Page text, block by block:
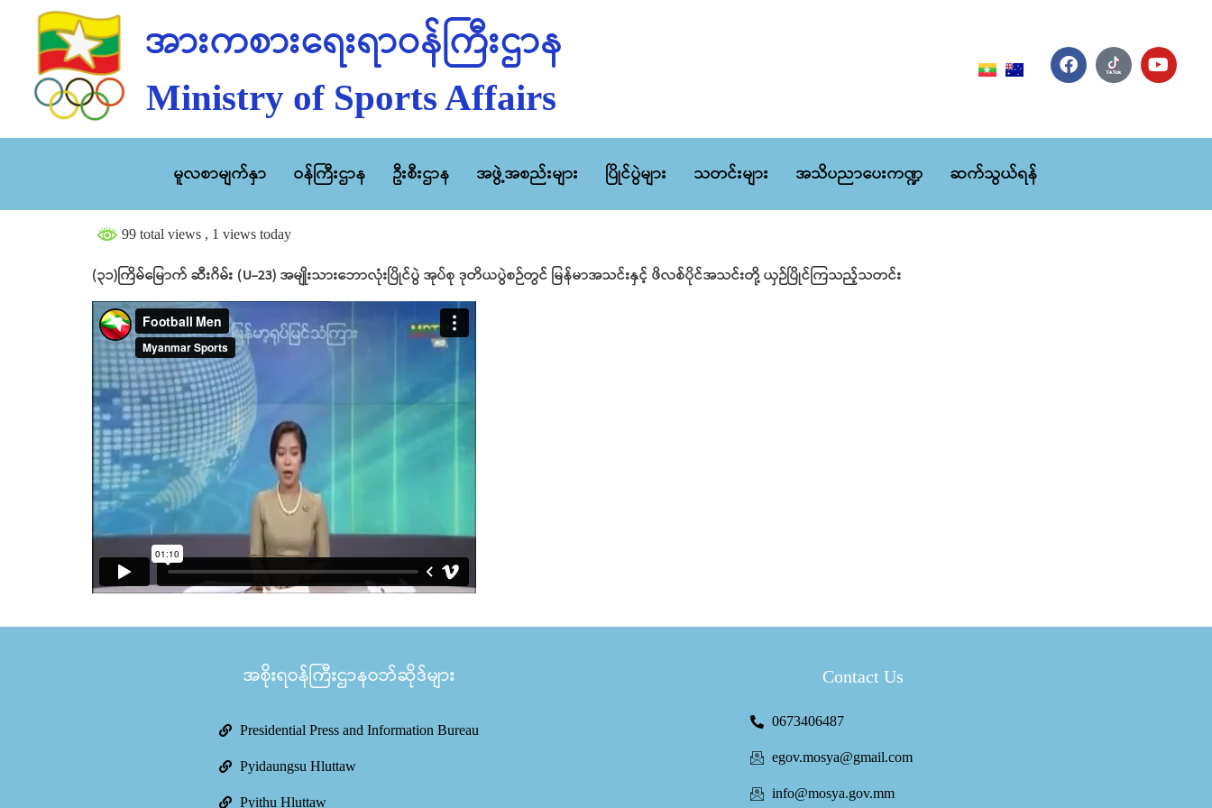
အားကစားရေးရာဝန်ကြီးဌာန
Ministry of Sports Affairs
မူလစာမျက်နှာ ဝန်ကြီးဌာန ဦးစီးဌာန အဖွဲ့အစည်းများ ပြိုင်ပွဲများ သတင်းများ အသိပညာပေးကဏ္ဍ ဆက်သွယ်ရန်
99 total views , 1 views today
(၃၁)ကြိမ်မြောက် ဆီးဂိမ်း (U-23) အမျိုးသားဘောလုံးပြိုင်ပွဲ အုပ်စု ဒုတိယပွဲစဉ်တွင် မြန်မာအသင်းနှင့် ဖိလစ်ပိုင်အသင်းတို့ ယှဉ်ပြိုင်ကြသည့်သတင်း
အစိုးရဝန်ကြီးဌာနဝဘ်ဆိုဒ်များ
Presidential Press and Information Bureau
Pyidaungsu Hluttaw
Pyithu Hluttaw
Contact Us
0673406487
egov.mosya@gmail.com
info@mosya.gov.mm